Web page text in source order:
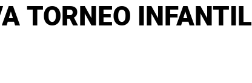
TORNEO INFANTIL